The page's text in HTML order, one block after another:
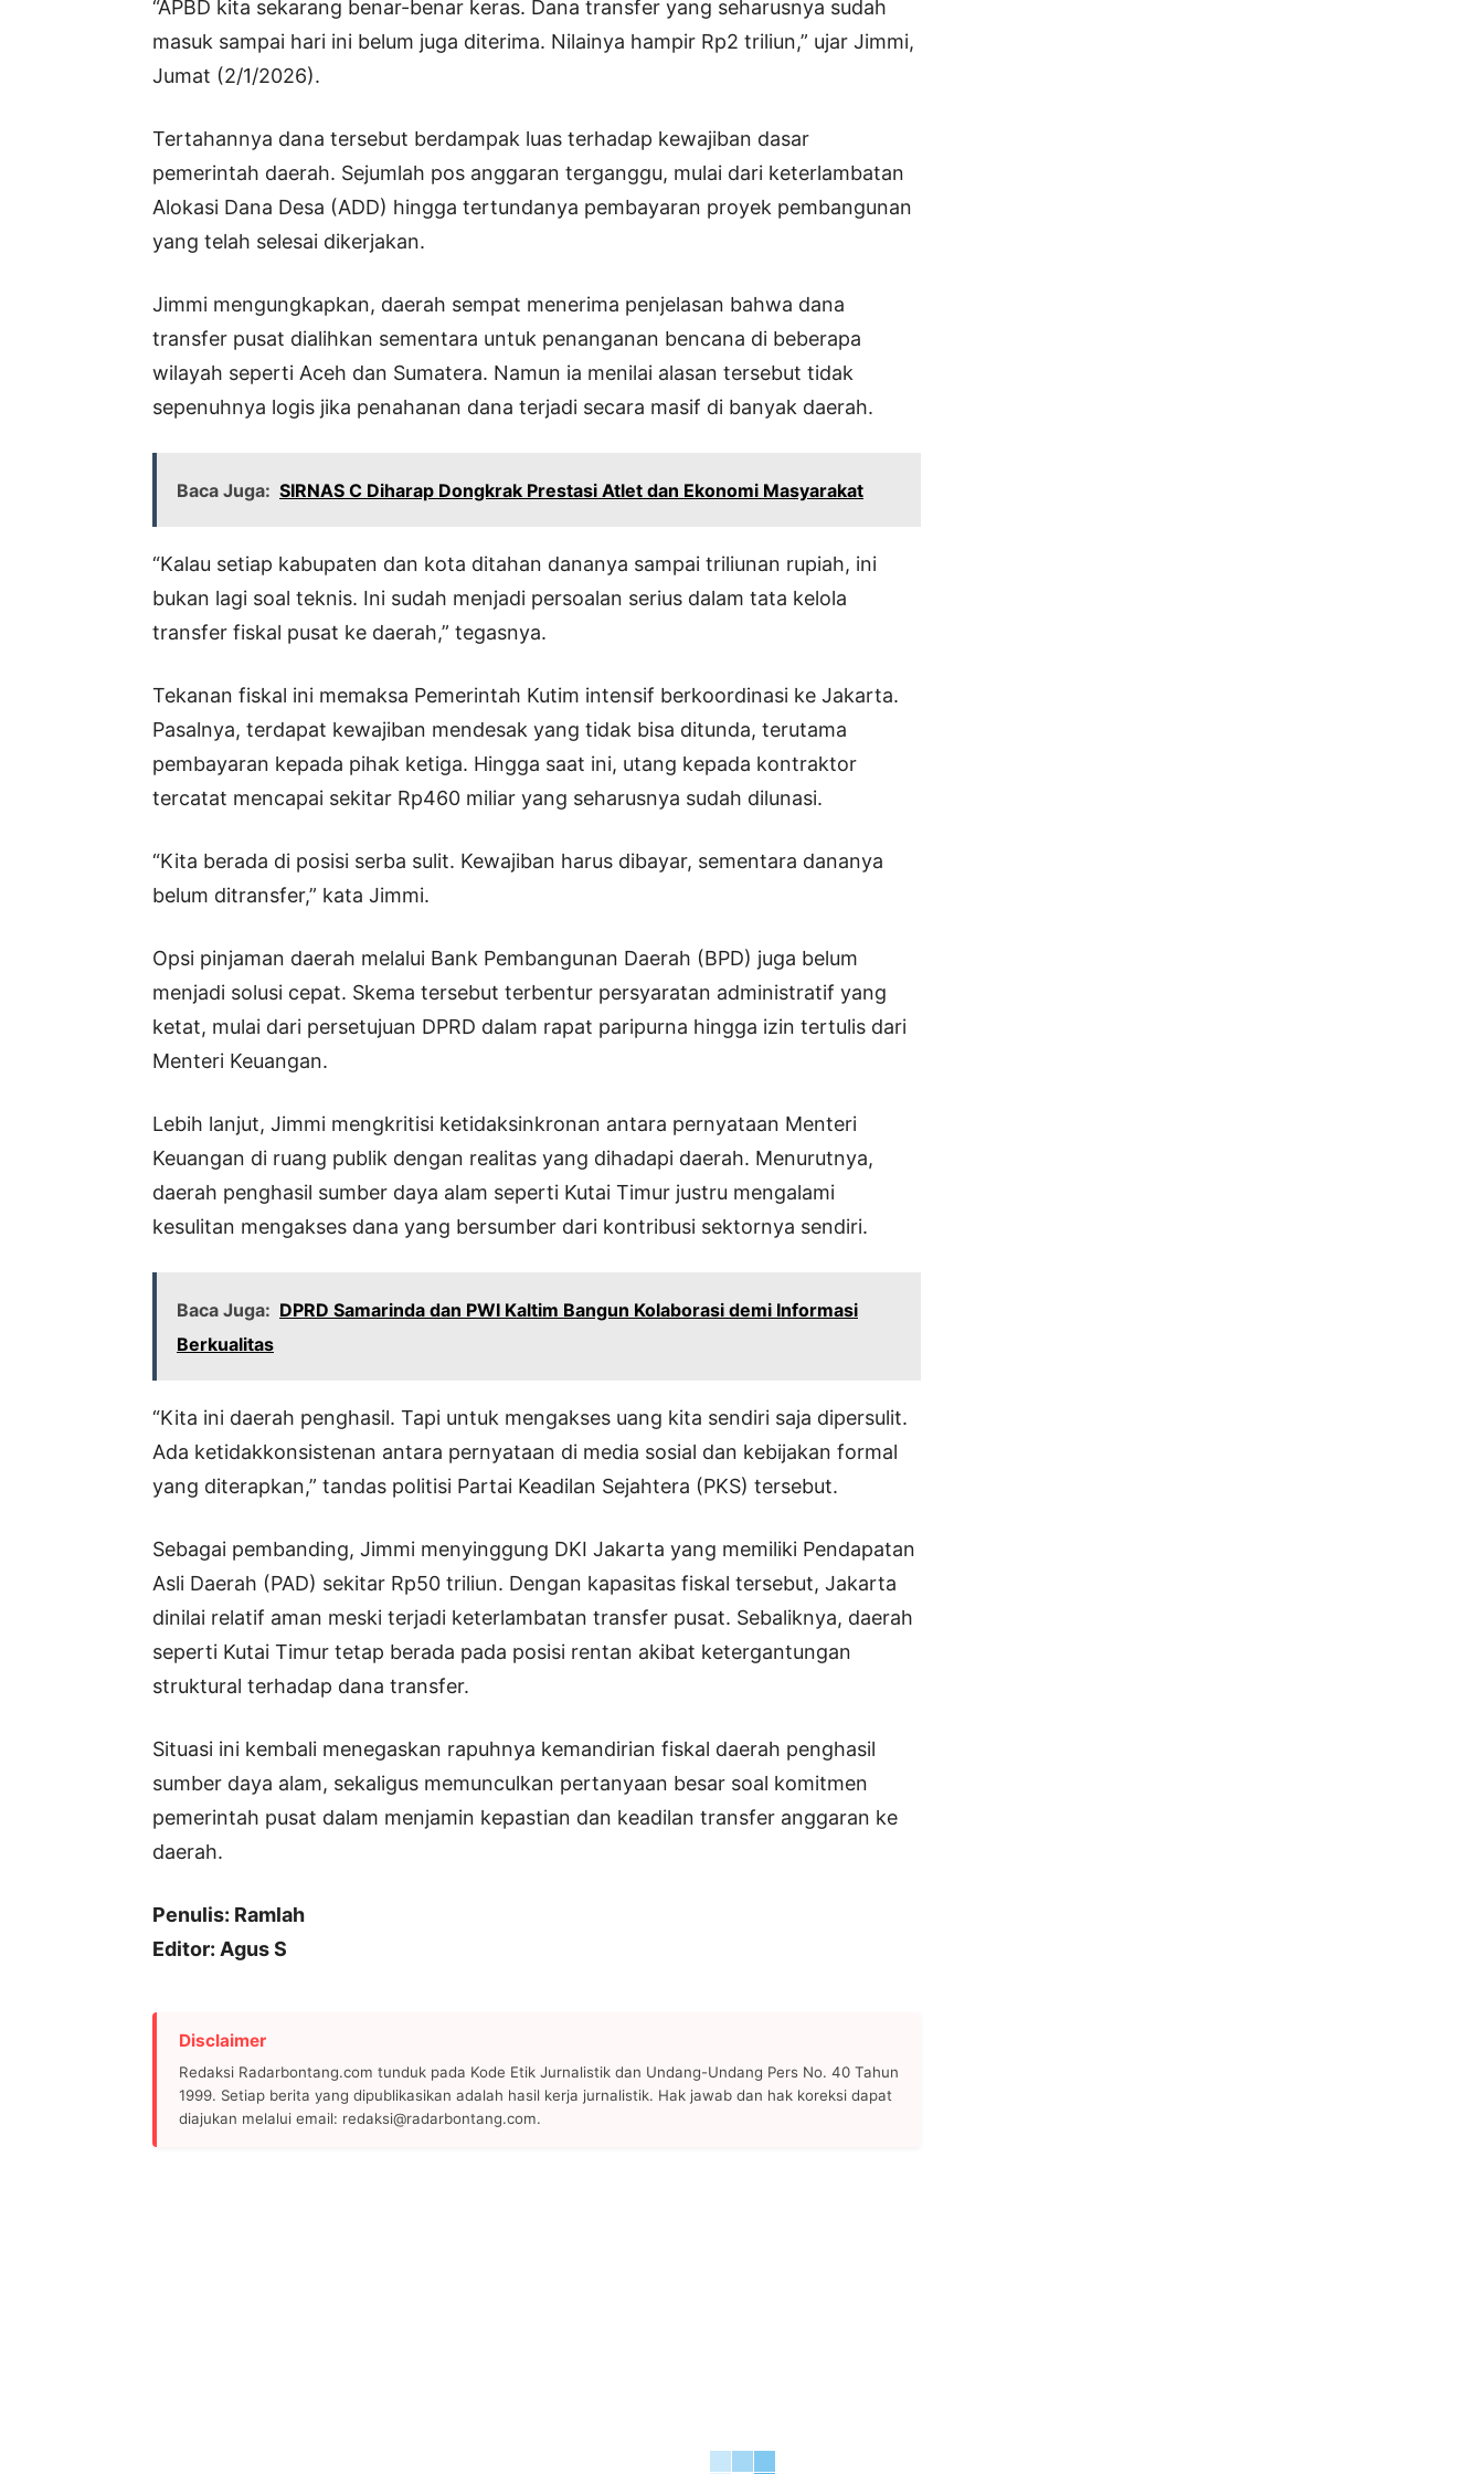
“APBD kita sekarang benar-benar keras. Dana transfer yang seharusnya sudah
masuk sampai hari ini belum juga diterima. Nilainya hampir Rp2 triliun,” ujar Jimmi,
Jumat (2/1/2026).
Tertahannya dana tersebut berdampak luas terhadap kewajiban dasar
pemerintah daerah. Sejumlah pos anggaran terganggu, mulai dari keterlambatan
Alokasi Dana Desa (ADD) hingga tertundanya pembayaran proyek pembangunan
yang telah selesai dikerjakan.
Jimmi mengungkapkan, daerah sempat menerima penjelasan bahwa dana
transfer pusat dialihkan sementara untuk penanganan bencana di beberapa
wilayah seperti Aceh dan Sumatera. Namun ia menilai alasan tersebut tidak
sepenuhnya logis jika penahanan dana terjadi secara masif di banyak daerah.
Baca Juga: SIRNAS C Diharap Dongkrak Prestasi Atlet dan Ekonomi Masyarakat
“Kalau setiap kabupaten dan kota ditahan dananya sampai triliunan rupiah, ini
bukan lagi soal teknis. Ini sudah menjadi persoalan serius dalam tata kelola
transfer fiskal pusat ke daerah,” tegasnya.
Tekanan fiskal ini memaksa Pemerintah Kutim intensif berkoordinasi ke Jakarta.
Pasalnya, terdapat kewajiban mendesak yang tidak bisa ditunda, terutama
pembayaran kepada pihak ketiga. Hingga saat ini, utang kepada kontraktor
tercatat mencapai sekitar Rp460 miliar yang seharusnya sudah dilunasi.
“Kita berada di posisi serba sulit. Kewajiban harus dibayar, sementara dananya
belum ditransfer,” kata Jimmi.
Opsi pinjaman daerah melalui Bank Pembangunan Daerah (BPD) juga belum
menjadi solusi cepat. Skema tersebut terbentur persyaratan administratif yang
ketat, mulai dari persetujuan DPRD dalam rapat paripurna hingga izin tertulis dari
Menteri Keuangan.
Lebih lanjut, Jimmi mengkritisi ketidaksinkronan antara pernyataan Menteri
Keuangan di ruang publik dengan realitas yang dihadapi daerah. Menurutnya,
daerah penghasil sumber daya alam seperti Kutai Timur justru mengalami
kesulitan mengakses dana yang bersumber dari kontribusi sektornya sendiri.
Baca Juga: DPRD Samarinda dan PWI Kaltim Bangun Kolaborasi demi Informasi
Berkualitas
“Kita ini daerah penghasil. Tapi untuk mengakses uang kita sendiri saja dipersulit.
Ada ketidakkonsistenan antara pernyataan di media sosial dan kebijakan formal
yang diterapkan,” tandas politisi Partai Keadilan Sejahtera (PKS) tersebut.
Sebagai pembanding, Jimmi menyinggung DKI Jakarta yang memiliki Pendapatan
Asli Daerah (PAD) sekitar Rp50 triliun. Dengan kapasitas fiskal tersebut, Jakarta
dinilai relatif aman meski terjadi keterlambatan transfer pusat. Sebaliknya, daerah
seperti Kutai Timur tetap berada pada posisi rentan akibat ketergantungan
struktural terhadap dana transfer.
Situasi ini kembali menegaskan rapuhnya kemandirian fiskal daerah penghasil
sumber daya alam, sekaligus memunculkan pertanyaan besar soal komitmen
pemerintah pusat dalam menjamin kepastian dan keadilan transfer anggaran ke
daerah.
Penulis: Ramlah
Editor: Agus S
Disclaimer
Redaksi Radarbontang.com tunduk pada Kode Etik Jurnalistik dan Undang-Undang Pers No. 40 Tahun
1999. Setiap berita yang dipublikasikan adalah hasil kerja jurnalistik. Hak jawab dan hak koreksi dapat
diajukan melalui email: redaksi@radarbontang.com.